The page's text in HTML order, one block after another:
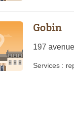
Gobin
197
Services :